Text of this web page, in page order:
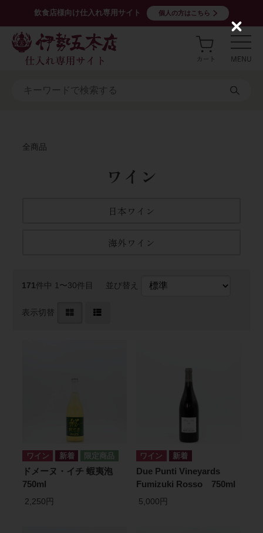
飲食店様向け仕入れ専用サイト 個人の方はこちら
全商品
ワイン
日本ワイン
海外ワイン
171件中 1〜30件目 並び替え
表示切替
ワイン
ドメーヌ・イチ 蝦夷泡
750ml
2,250円
ワイン
Due Punti Vineyards
Fumizuki Rosso 750ml
5,000円
C
l
s